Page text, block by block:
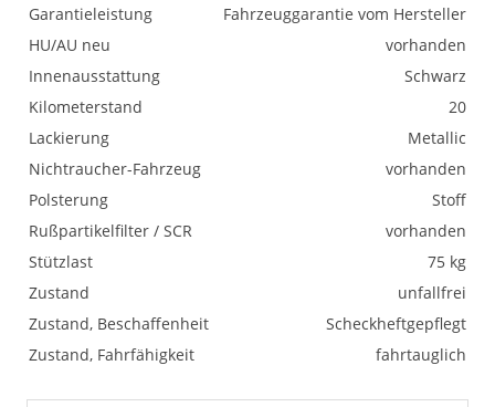
Garantieleistung
Fahrzeuggarantie vom Hersteller
HU/AU neu
vorhanden
Innenausstattung
Schwarz
Kilometerstand
20
Lackierung
Metallic
Nichtraucher-Fahrzeug
vorhanden
Polsterung
Stoff
Rußpartikelfilter / SCR
vorhanden
Stützlast
75 kg
Zustand
unfallfrei
Zustand, Beschaffenheit
Scheckheftgepflegt
Zustand, Fahrfähigkeit
fahrtauglich